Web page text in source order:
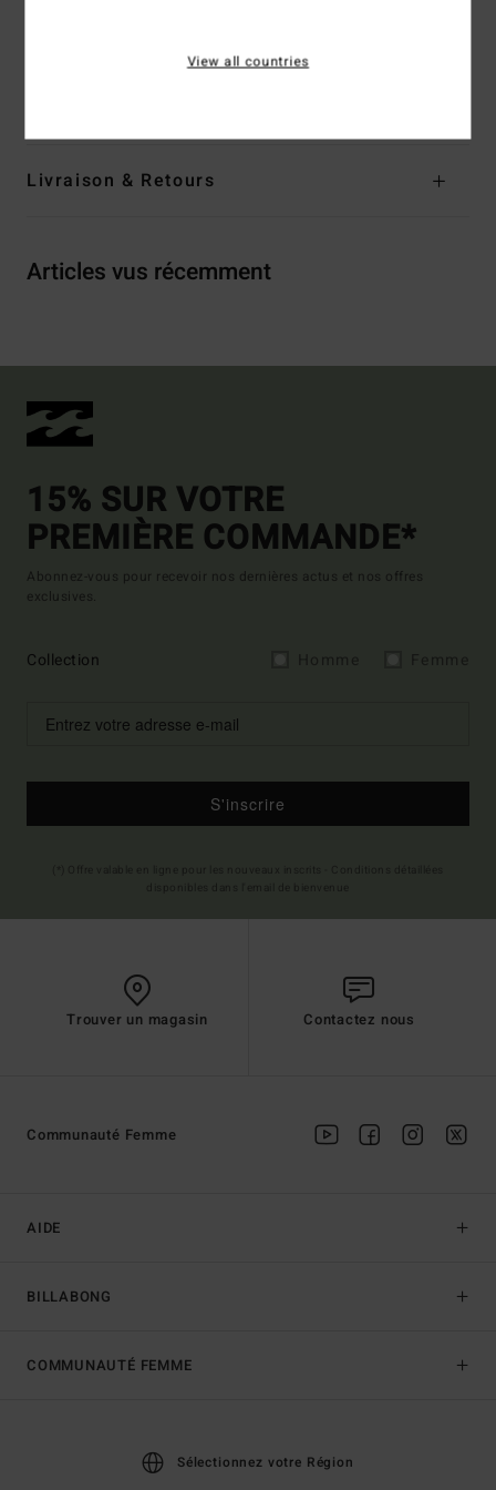
[Matière principale] 100% polyester
Livraison & Retours
Articles vus récemment
15% SUR VOTRE
PREMIÈRE COMMANDE*
Abonnez-vous pour recevoir nos dernières actus et nos offres
exclusives.
Collection
S'inscrire
Trouver un magasin Contactez nous
AIDE
BILLABONG
Communauté Femme
COMMUNAUTÉ FEMME
Sélectionnez votre Région
View all countries